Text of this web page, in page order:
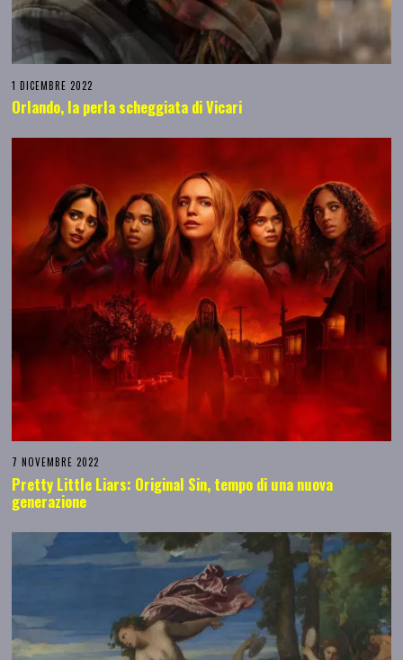
1 DICEMBRE 2022
Orlando, la perla scheggiata di Vicari
7 NOVEMBRE 2022
Pretty Little Liars: Original Sin, tempo di una nuova
generazione